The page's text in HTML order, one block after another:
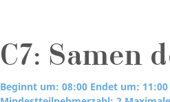
C7: Samen
Beginnt um: 08:00 Endet um: 11:00